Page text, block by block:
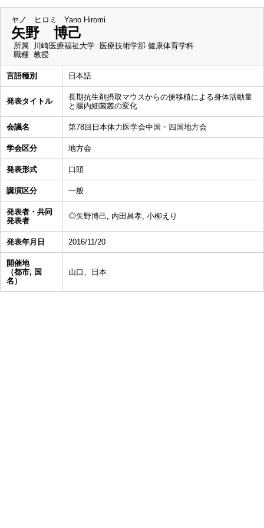
ヤノ ヒロミ Yano Hiromi
矢野 博己
所属
川崎医療福祉大学 医療技術学部 健康体育学科
職種 教授
言語種別 日本語
発表タイトル
長期抗生剤摂取マウスからの便移植による身体活動量
と腸内細菌叢の変化
会議名 第78回日本体力医学会中国・四国地方会
学会区分 地方会
発表形式 口頭
講演区分 一般
発表者・共同
発表者
◎矢野博己, 内田昌孝, 小柳えり
発表年月日 2016/11/20
開催地
（都市, 国
名）
山口、日本